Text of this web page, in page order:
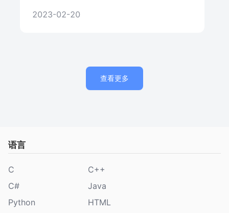
出可操作的Python井字游戏。
2023-02-20
查看更多
语言
C
C++
C#
Java
Python
HTML